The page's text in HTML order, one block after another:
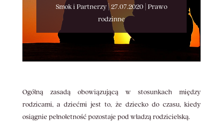
Smok i Partnerzy|27.07.2020| Prawo
rodzinne
Ogólną zasadą obowiązującą w stosunkach między
rodzicami, a dziećmi jest to, że dziecko do czasu, kiedy
osiągnie pełnoletność pozostaje pod władzą rodzicielską.